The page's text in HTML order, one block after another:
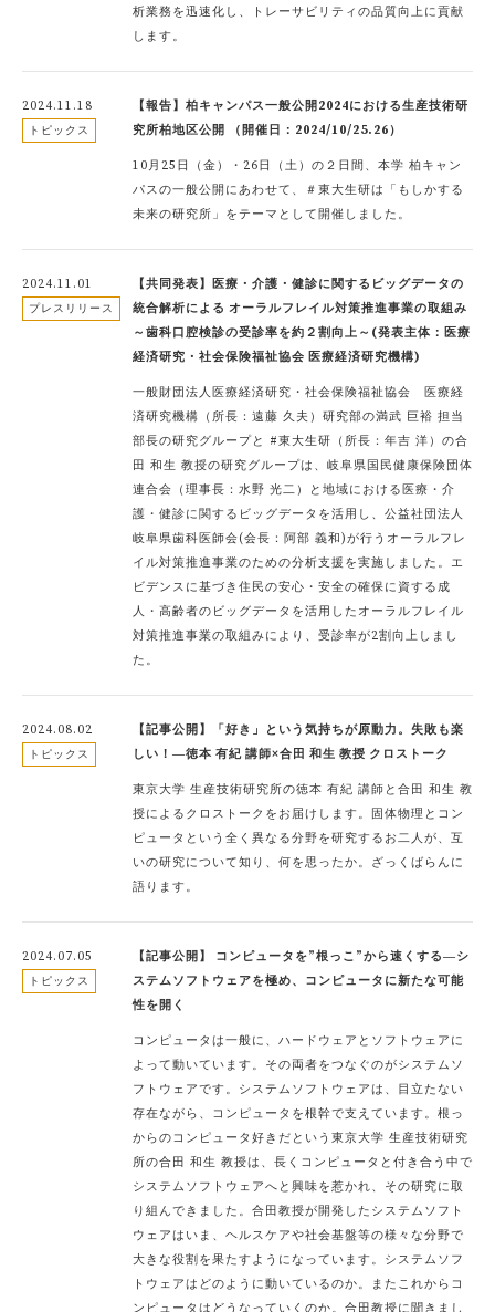
析業務を迅速化し、トレーサビリティの品質向上に貢献
します。
2024.11.18
トピックス
【報告】柏キャンパス一般公開2024における生産技術研
究所柏地区公開 （開催日：2024/10/25.26）
10月25日（金）・26日（土）の２日間、本学 柏キャン
パスの一般公開にあわせて、＃東大生研は「もしかする
未来の研究所」をテーマとして開催しました。
2024.11.01
プレスリリース
【共同発表】医療・介護・健診に関するビッグデータの
統合解析による オーラルフレイル対策推進事業の取組み
～歯科口腔検診の受診率を約２割向上～(発表主体：医療
経済研究・社会保険福祉協会 医療経済研究機構)
一般財団法人医療経済研究・社会保険福祉協会 医療経
済研究機構（所長：遠藤 久夫）研究部の満武 巨裕 担当
部長の研究グループと #東大生研（所長：年吉 洋）の合
田 和生 教授の研究グループは、岐阜県国民健康保険団体
連合会（理事長：水野 光二）と地域における医療・介
護・健診に関するビッグデータを活用し、公益社団法人
岐阜県歯科医師会(会長：阿部 義和)が行うオーラルフレ
イル対策推進事業のための分析支援を実施しました。エ
ビデンスに基づき住民の安心・安全の確保に資する成
人・高齢者のビッグデータを活用したオーラルフレイル
対策推進事業の取組みにより、受診率が2割向上しまし
た。
2024.08.02
トピックス
【記事公開】「好き」という気持ちが原動力。失敗も楽
しい！―徳本 有紀 講師×合田 和生 教授 クロストーク
東京大学 生産技術研究所の徳本 有紀 講師と合田 和生 教
授によるクロストークをお届けします。固体物理とコン
ピュータという全く異なる分野を研究するお二人が、互
いの研究について知り、何を思ったか。ざっくばらんに
語ります。
2024.07.05
トピックス
【記事公開】 コンピュータを”根っこ”から速くする―シ
ステムソフトウェアを極め、コンピュータに新たな可能
性を開く
コンピュータは一般に、ハードウェアとソフトウェアに
よって動いています。その両者をつなぐのがシステムソ
フトウェアです。システムソフトウェアは、目立たない
存在ながら、コンピュータを根幹で支えています。根っ
からのコンピュータ好きだという東京大学 生産技術研究
所の合田 和生 教授は、長くコンピュータと付き合う中で
システムソフトウェアへと興味を惹かれ、その研究に取
り組んできました。合田教授が開発したシステムソフト
ウェアはいま、ヘルスケアや社会基盤等の様々な分野で
大きな役割を果たすようになっています。システムソフ
トウェアはどのように動いているのか。またこれからコ
ンピュータはどうなっていくのか。合田教授に聞きまし